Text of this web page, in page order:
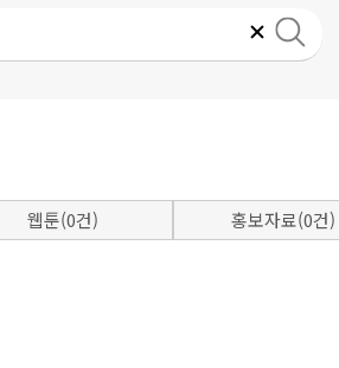
웹툰(0건) 홍보자료(0건)